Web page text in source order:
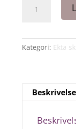
italiensk
bunn
9x18cm
Kategori: Ekta
Beskrivelse